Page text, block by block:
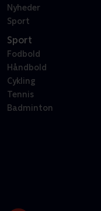
Nyheder
Sport
Sport
Fodbold
Håndbold
Cykling
Tennis
Badminton